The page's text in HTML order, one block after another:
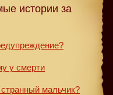
истории за
у смерти
мальчик?